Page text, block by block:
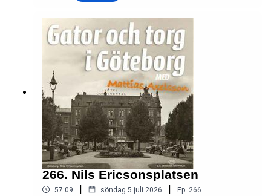
266. Nils Ericsonsplatsen
57:09 | söndag 5 juli 2026 | Ep. 266